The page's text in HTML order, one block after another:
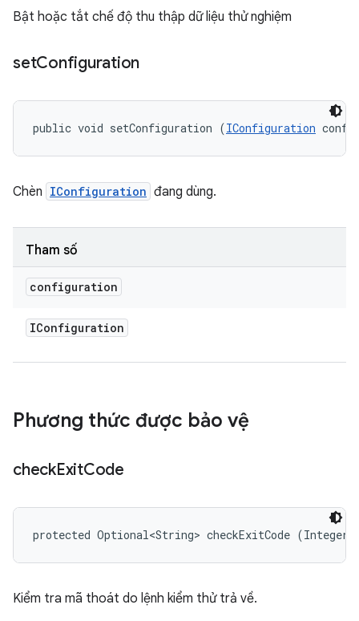
Bật hoặc tắt chế độ thu thập dữ liệu thử nghiệm
setConfiguration
public void setConfiguration (IConfiguration
Chèn IConfiguration đang dùng.
Tham số
configuration
IConfiguration
Phương thức được bảo vệ
checkExitCode
protected Optional<String> checkExitCode (Integer
Kiểm tra mã thoát do lệnh kiểm thử trả về.